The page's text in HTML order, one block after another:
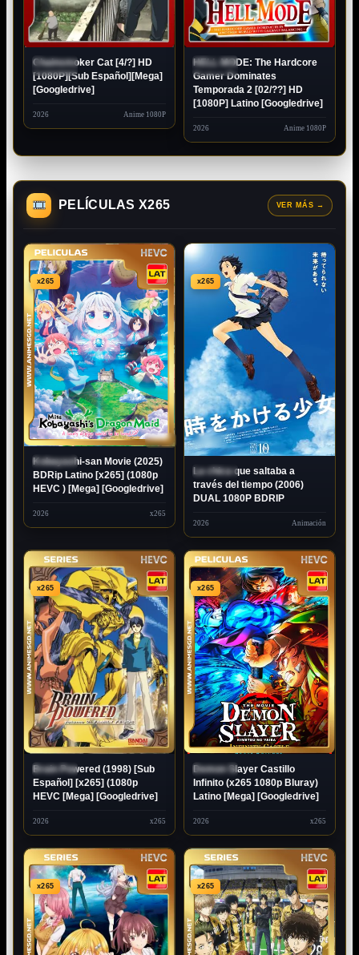
EN
EMISIÓN
Chainsmoker Cat [4/?] HD
[1080P][Sub Español][Mega]
[Googledrive]
2026 Anime 1080P
EMISIÓN
HELL MODE: The Hardcore
Gamer Dominates
Temporada 2 [02/??] HD
[1080P] Latino [Googledrive]
2026 Anime 1080P
PELÍCULAS X265 VER MÁS →
ESTRENO
x265
Kobayashi-san Movie (2025)
BDRip Latino [x265] (1080p
HEVC ) [Mega] [Googledrive]
2026 x265
DUAL
1080P
x265
La chica que saltaba a
través del tiempo (2006)
DUAL 1080P BDRIP
2026 Animación
ESTRENO
x265
Brain Powered (1998) [Sub
Español] [x265] (1080p
HEVC [Mega] [Googledrive]
2026 x265
ESTRENO
x265
Demon Slayer Castillo
Infinito (x265 1080p Bluray)
Latino [Mega] [Googledrive]
2026 x265
x265 x265